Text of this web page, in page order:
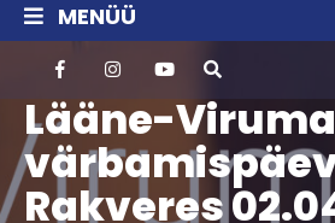
MENÜÜ
Lääne-
Rakveres